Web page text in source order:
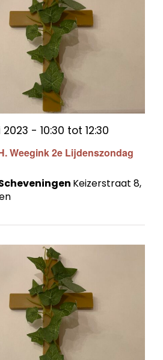
Weegink 2e Lijdenszondag
- 10:30 tot 12:30
Keizerstraat 8,